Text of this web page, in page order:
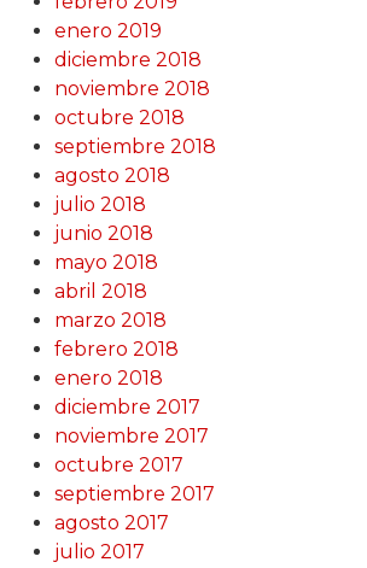
enero 2019
diciembre 2018
noviembre 2018
octubre 2018
septiembre 2018
agosto 2018
julio 2018
junio 2018
mayo 2018
abril 2018
marzo 2018
febrero 2018
enero 2018
diciembre 2017
noviembre 2017
octubre 2017
septiembre 2017
agosto 2017
julio 2017